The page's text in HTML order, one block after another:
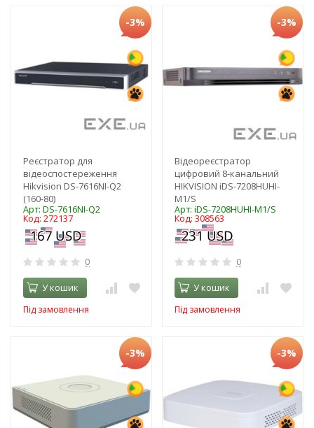
-3%
Реєстратор для
відеоспостереження
Hikvision DS-7616NI-Q2
(160-80)
Арт: DS-7616NI-Q2
Код: 272137
0
У кошик
Під замовлення
-3%
Відеореєстратор
цифровий 8-канальний
HIKVISION iDS-7208HUHI-
M1/S
Арт: iDS-7208HUHI-M1/S
Код: 308563
0
У кошик
Під замовлення
-3% -3%